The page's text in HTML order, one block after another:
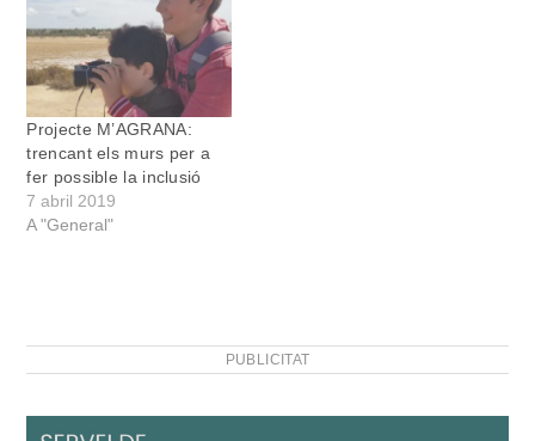
Projecte M’AGRANA:
trencant els murs per a
fer possible la inclusió
7 abril 2019
A "General"
PUBLICITAT